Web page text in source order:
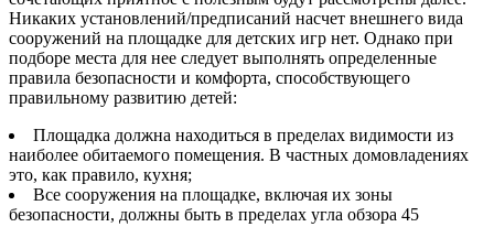
Никаких установлений/предписаний насчет внешнего вида
сооружений на площадке для детских игр нет. Однако при
подборе места для нее следует выполнять определенные
правила безопасности и комфорта, способствующего
правильному развитию детей:
Площадка должна находиться в пределах видимости из
наиболее обитаемого помещения. В частных домовладениях
это, как правило, кухня;
Все сооружения на площадке, включая их зоны
безопасности, должны быть в пределах угла обзора 45